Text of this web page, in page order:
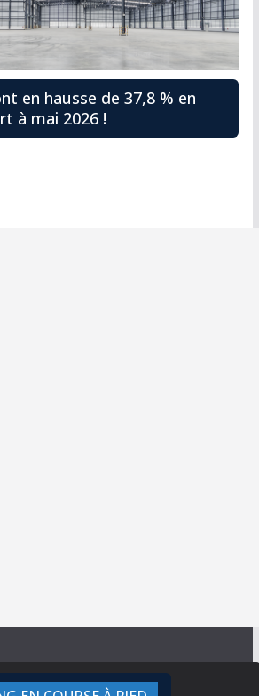
en hausse de 37,8 % en
à mai 2026 !